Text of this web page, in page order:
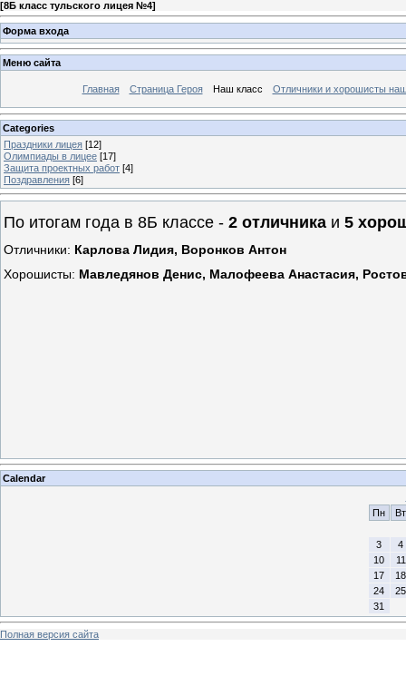
[8Б класс тульского лицея №4]
Форма входа
Меню сайта
Главная Страница Героя Наш класс Отличники и хорошисты
Categories
Праздники лицея [12]
Олимпиады в лицее [17]
Защита проектных работ [4]
Поздравления [6]
По итогам года в 8Б классе - 2 отличника и 5
Отличники: Карлова Лидия, Воронков Антон
Хорошисты: Мавледянов Денис, Малофеева Анастасия,
Calendar
Пн
Вт
3
4
10
11
17
18
24
25
31
Полная версия сайта